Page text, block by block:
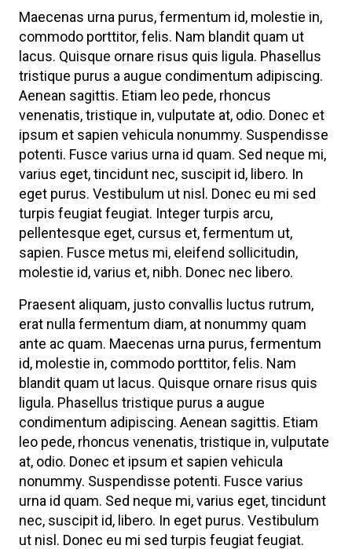
Maecenas urna purus, fermentum id, molestie in,
commodo porttitor, felis. Nam blandit quam ut
lacus. Quisque ornare risus quis ligula. Phasellus
tristique purus a augue condimentum adipiscing.
Aenean sagittis. Etiam leo pede, rhoncus
venenatis, tristique in, vulputate at, odio. Donec et
ipsum et sapien vehicula nonummy. Suspendisse
potenti. Fusce varius urna id quam. Sed neque mi,
varius eget, tincidunt nec, suscipit id, libero. In
eget purus. Vestibulum ut nisl. Donec eu mi sed
turpis feugiat feugiat. Integer turpis arcu,
pellentesque eget, cursus et, fermentum ut,
sapien. Fusce metus mi, eleifend sollicitudin,
molestie id, varius et, nibh. Donec nec libero.
Praesent aliquam, justo convallis luctus rutrum,
erat nulla fermentum diam, at nonummy quam
ante ac quam. Maecenas urna purus, fermentum
id, molestie in, commodo porttitor, felis. Nam
blandit quam ut lacus. Quisque ornare risus quis
ligula. Phasellus tristique purus a augue
condimentum adipiscing. Aenean sagittis. Etiam
leo pede, rhoncus venenatis, tristique in, vulputate
at, odio. Donec et ipsum et sapien vehicula
nonummy. Suspendisse potenti. Fusce varius
urna id quam. Sed neque mi, varius eget, tincidunt
nec, suscipit id, libero. In eget purus. Vestibulum
ut nisl. Donec eu mi sed turpis feugiat feugiat.